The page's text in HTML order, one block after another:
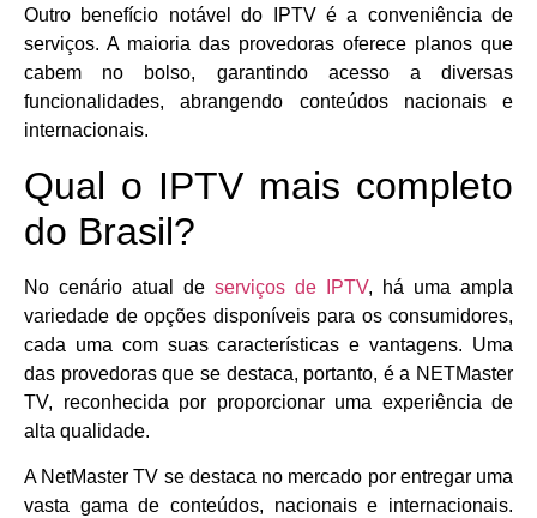
Outro benefício notável do IPTV é a conveniência de
serviços. A maioria das provedoras oferece planos que
cabem no bolso, garantindo acesso a diversas
funcionalidades, abrangendo conteúdos nacionais e
internacionais.
Qual o IPTV mais completo
do Brasil?
No cenário atual de serviços de IPTV, há uma ampla
variedade de opções disponíveis para os consumidores,
cada uma com suas características e vantagens. Uma
das provedoras que se destaca, portanto, é a NETMaster
TV, reconhecida por proporcionar uma experiência de
alta qualidade.
A NetMaster TV se destaca no mercado por entregar uma
vasta gama de conteúdos, nacionais e internacionais.